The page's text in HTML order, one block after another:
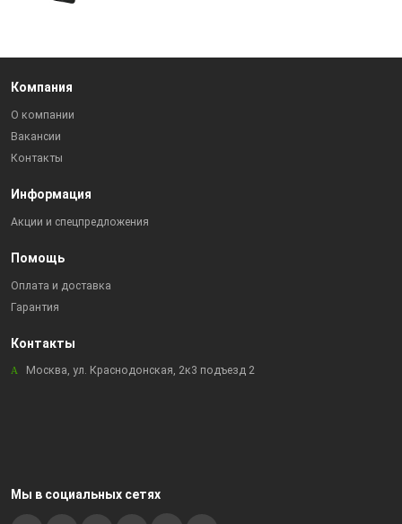
Компания
О компании
Вакансии
Контакты
Информация
Акции и спецпредложения
Помощь
Оплата и доставка
Гарантия
Контакты
Москва, ул. Краснодонская, 2к3 подъезд 2
Мы в социальных сетях